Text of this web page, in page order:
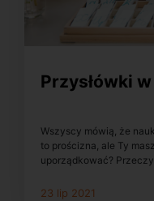
Przysłówki
Wszyscy mówią, że
to prościzna, ale Ty
uporządkować?
23 lip 2021